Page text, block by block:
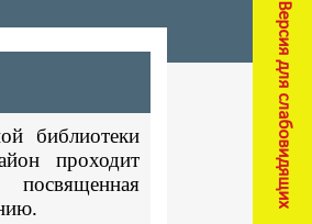
Версия для слабовидящих
библиотеки
проходит